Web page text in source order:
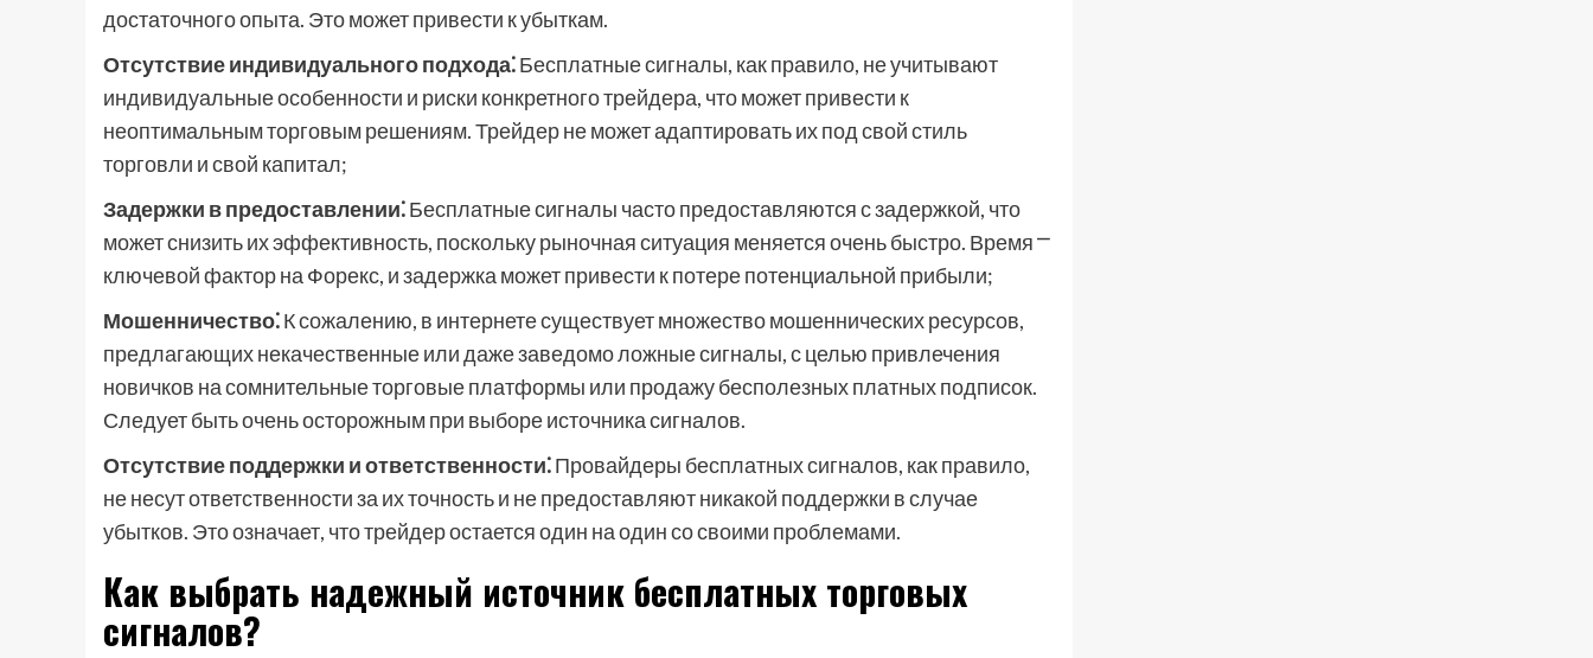
достаточного опыта. Это может привести к убыткам.
Отсутствие индивидуального подхода⁚Бесплатные сигналы, как правило, не учитывают
индивидуальные особенности и риски конкретного трейдера, что может привести к
неоптимальным торговым решениям. Трейдер не может адаптировать их под свой стиль
торговли и свой капитал;
Задержки в предоставлении⁚Бесплатные сигналы часто предоставляются с задержкой, что
может снизить их эффективность, поскольку рыночная ситуация меняется очень быстро. Время ⎻
ключевой фактор на Форекс, и задержка может привести к потере потенциальной прибыли;
Мошенничество⁚К сожалению, в интернете существует множество мошеннических ресурсов,
предлагающих некачественные или даже заведомо ложные сигналы, с целью привлечения
новичков на сомнительные торговые платформы или продажу бесполезных платных подписок.
Следует быть очень осторожным при выборе источника сигналов.
Отсутствие поддержки и ответственности⁚Провайдеры бесплатных сигналов, как правило,
не несут ответственности за их точность и не предоставляют никакой поддержки в случае
убытков. Это означает, что трейдер остается один на один со своими проблемами.
Как выбрать надежный источник бесплатных торговых
сигналов?